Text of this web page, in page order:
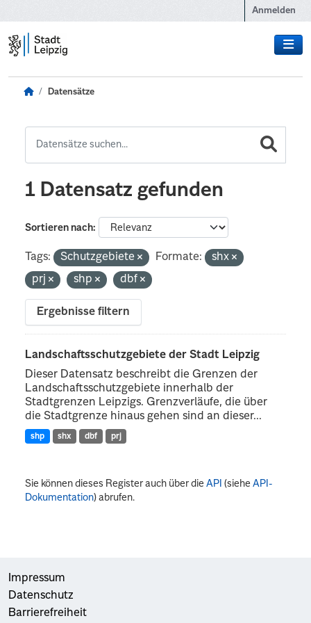
Anmelden
Datensätze
1 Datensatz gefunden
Sortieren nach
Tags: Schutzgebiete Formate:
shx
prj
shp dbf
Ergebnisse filtern
Landschaftsschutzgebiete der Stadt Leipzig
Dieser Datensatz beschreibt die Grenzen der
Landschaftsschutzgebiete innerhalb der
Stadtgrenzen Leipzigs. Grenzverläufe, die über
die Stadtgrenze hinaus gehen sind an dieser...
shp shx dbf prj
Sie können dieses Register auch über dieAPI (sieheAPI-
Dokumentation) abrufen.
Impressum
Datenschutz
Barrierefreiheit